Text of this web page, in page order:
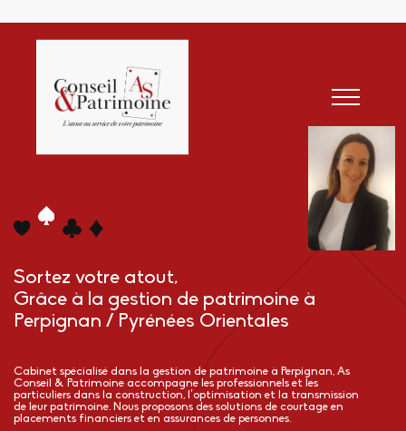
Sortez votre atout,
Grâce à la gestion de patrimoine à
Perpignan / Pyrénées Orientales
Cabinet spécialisé dans la gestion de patrimoine à Perpignan, As
Conseil & Patrimoine accompagne les professionnels et les
particuliers dans la construction, l’optimisation et la transmission
de leur patrimoine. Nous proposons des solutions de courtage en
placements financiers et en assurances de personnes.